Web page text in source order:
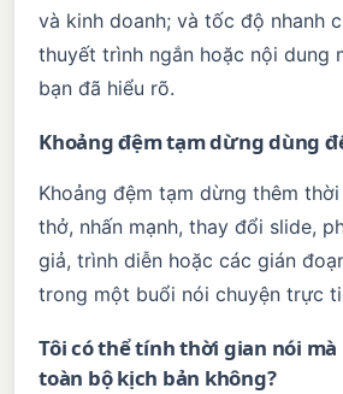
và kinh doanh; và tốc độ nhanh
thuyết trình ngắn hoặc nội dung
bạn đã hiểu rõ.
Khoảng đệm tạm dừng dùng
Khoảng đệm tạm dừng thêm
thở, nhấn mạnh, thay đổi slide,
giả, trình diễn hoặc các gián
trong một buổi nói chuyện trực
Tôi có thể tính thời gian nói
toàn bộ kịch bản không?